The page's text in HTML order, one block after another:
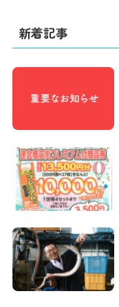
新着記事